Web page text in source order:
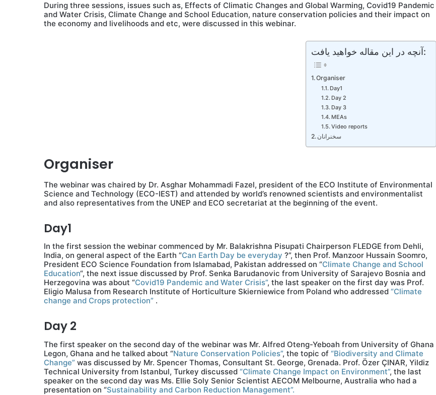
During three sessions, issues such as, Effects of Climatic Changes and Global Warming, Covid19 Pandemic
and Water Crisis, Climate Change and School Education, nature conservation policies and their impact on
the economy and livelihoods and etc, were discussed in this webinar.
آنچه در این مقاله خواهید یافت:
Organiser
Day1
Day 2
Day 3
MEAs
Video reports
سخنرانان
Organiser
The webinar was chaired by Dr. Asghar Mohammadi Fazel, president of the ECO Institute of Environmental
Science and Technology (ECO-IEST) and attended by world’s renowned scientists and environmentalist
and also representatives from the UNEP and ECO secretariat at the beginning of the event.
Day1
In the first session the webinar commenced by Mr. Balakrishna Pisupati Chairperson FLEDGE from Dehli,
India, on general aspect of the Earth “Can Earth Day be everyday ?”, then Prof. Manzoor Hussain Soomro,
President ECO Science Foundation from Islamabad, Pakistan addressed on “Climate Change and School
Education“, the next issue discussed by Prof. Senka Barudanovic from University of Sarajevo Bosnia and
Herzegovina was about “Covid19 Pandemic and Water Crisis”, the last speaker on the first day was Prof.
Eligio Malusa from Research Institute of Horticulture Skierniewice from Poland who addressed “Climate
change and Crops protection” .
Day 2
The first speaker on the second day of the webinar was Mr. Alfred Oteng-Yeboah from University of Ghana
Legon, Ghana and he talked about “Nature Conservation Policies”, the topic of “Biodiversity and Climate
Change” was discussed by Mr. Spencer Thomas, Consultant St. George, Grenada. Prof. Özer ÇINAR, Yildiz
Technical University from Istanbul, Turkey discussed “Climate Change Impact on Environment”, the last
speaker on the second day was Ms. Ellie Soly Senior Scientist AECOM Melbourne, Australia who had a
presentation on “Sustainability and Carbon Reduction Management”.